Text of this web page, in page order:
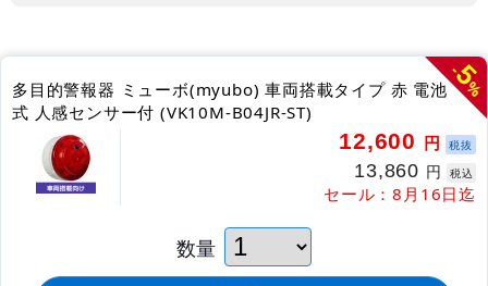
-
5
%
多目的警報器 ミューボ(myubo) 車両搭載タイプ 赤 電池
式 人感センサー付 (VK10M-B04JR-ST)
12,600 円 税抜
13,860 円 税込
セール：8月16日迄
数量